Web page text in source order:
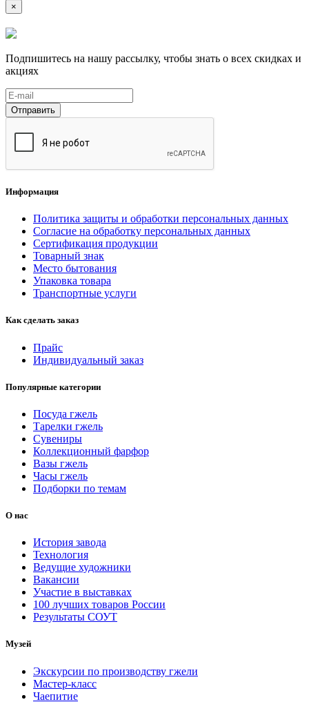
×
Подпишитесь на нашу рассылку, чтобы знать о всех скидках и
акциях
Отправить
Информация
Политика защиты и обработки персональных данных
Согласие на обработку персональных данных
Сертификация продукции
Товарный знак
Место бытования
Упаковка товара
Транспортные услуги
Как сделать заказ
Прайс
Индивидуальный заказ
Популярные категории
Посуда гжель
Тарелки гжель
Сувениры
Коллекционный фарфор
Вазы гжель
Часы гжель
Подборки по темам
О нас
История завода
Технология
Ведущие художники
Вакансии
Участие в выставках
100 лучших товаров России
Результаты СОУТ
Музей
Экскурсии по производству гжели
Мастер-класс
Чаепитие